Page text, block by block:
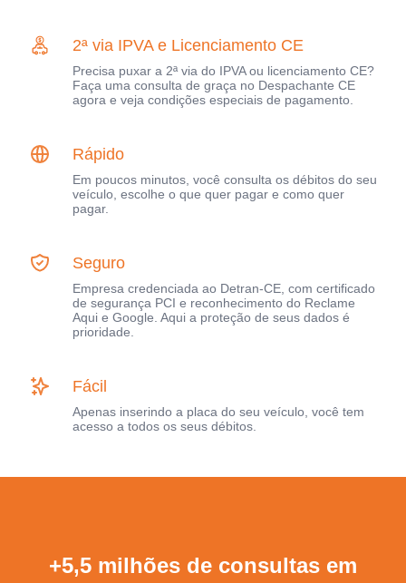
2ª via IPVA e Licenciamento CE
Precisa puxar a 2ª via do IPVA ou licenciamento CE?
Faça uma consulta de graça no Despachante CE
agora e veja condições especiais de pagamento.
Rápido
Em poucos minutos, você consulta os débitos do seu
veículo, escolhe o que quer pagar e como quer
pagar.
Seguro
Empresa credenciada ao Detran-CE, com certificado
de segurança PCI e reconhecimento do Reclame
Aqui e Google. Aqui a proteção de seus dados é
prioridade.
Fácil
Apenas inserindo a placa do seu veículo, você tem
acesso a todos os seus débitos.
+5,5 milhões de consultas em